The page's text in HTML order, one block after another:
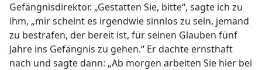
Gefängnisdirektor. „Gestatten Sie, bitte“, sagte ich zu
ihm, „mir scheint es irgendwie sinnlos zu sein, jemand
zu bestrafen, der bereit ist, für seinen Glauben fünf
Jahre ins Gefängnis zu gehen.“ Er dachte ernsthaft
nach und sagte dann: „Ab morgen arbeiten Sie hier bei